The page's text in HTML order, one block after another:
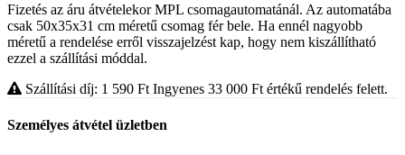
Fizetés az áru átvételekor MPL csomagautomatánál. Az automatába
csak 50x35x31 cm méretű csomag fér bele. Ha ennél nagyobb
méretű a rendelése erről visszajelzést kap, hogy nem kiszállítható
ezzel a szállítási móddal.
Szállítási díj: 1 590 Ft Ingyenes 33 000 Ft értékű rendelés felett.
Személyes átvétel üzletben